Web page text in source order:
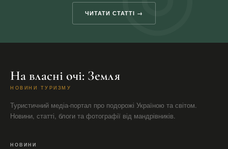
ЧИТАТИ СТАТТІ →
На власні очі: Земля
НОВИНИ ТУРИЗМУ
Туристичний медіа-портал про подорожі Україною та світом.
Новини, статті, блоги та фотографії від мандрівників.
НОВИНИ